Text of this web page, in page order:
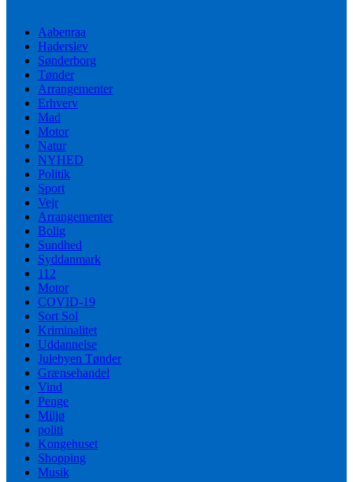
Aabenraa
Haderslev
Sønderborg
Tønder
Arrangementer
Erhverv
Mad
Motor
Natur
NYHED
Politik
Sport
Vejr
Arrangementer
Bolig
Sundhed
Syddanmark
112
Motor
COVID-19
Sort Sol
Kriminalitet
Uddannelse
Julebyen Tønder
Grænsehandel
Vind
Penge
Miljø
politi
Kongehuset
Shopping
Musik